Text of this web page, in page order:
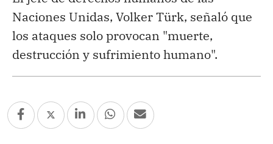
Naciones Unidas, Volker Türk, señaló que
los ataques solo provocan "muerte,
destrucción y sufrimiento humano".